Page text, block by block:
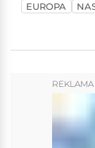
EUROPA
REKLAMA